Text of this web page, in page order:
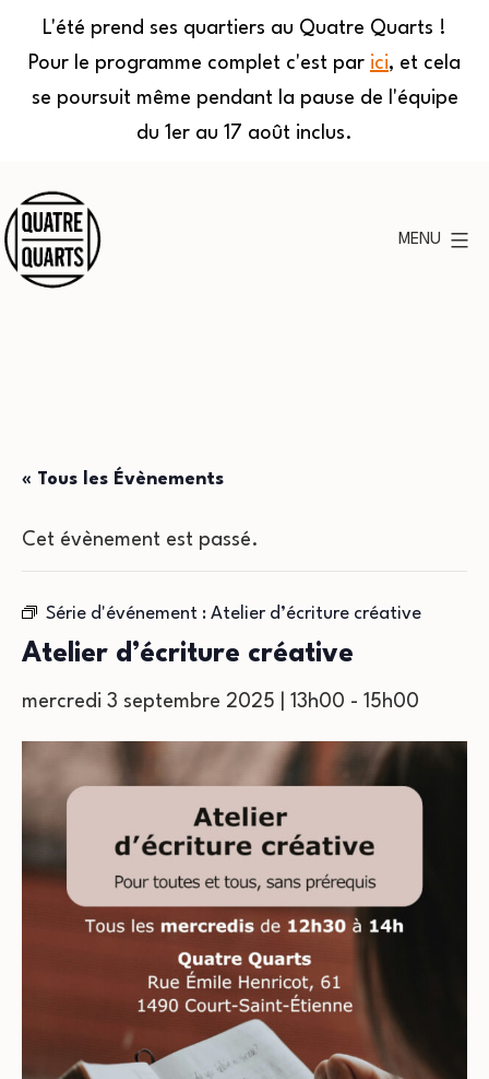
L'été prend ses quartiers au Quatre Quarts !
Pour le programme complet c'est par ici, et cela
se poursuit même pendant la pause de l'équipe
du 1er au 17 août inclus.
au
contenu
MENU
« Tous les Évènements
Cet évènement est passé.
Série d'événement : Atelier d’écriture créative
Atelier d’écriture créative
mercredi 3 septembre 2025 | 13h00 - 15h00